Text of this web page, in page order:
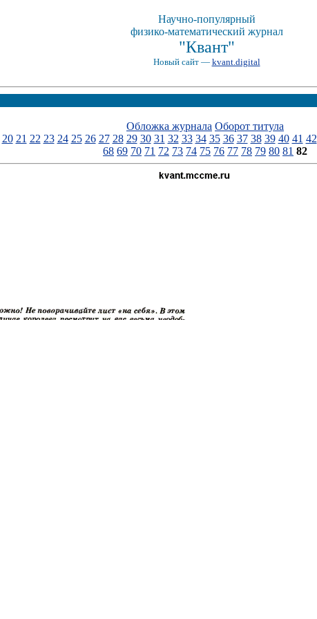
Научно-популярный
физико-математический журнал
"Квант"
Новый сайт — kvant.digital
Обложка журнала Оборот титула
20 21 22 23 24 25 26 27 28 29 30 31 32 33 34 35 36 37 38 39 40 41 42
68 69 70 71 72 73 74 75 76 77 78 79 80 81 82